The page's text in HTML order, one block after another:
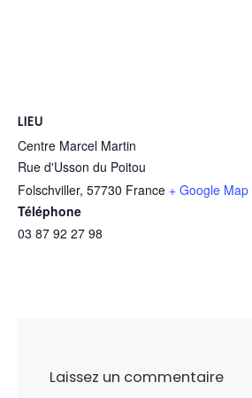
LIEU
Centre Marcel Martin
Rue d'Usson du Poitou
Folschviller, 57730 France + Google Map
Téléphone
03 87 92 27 98
Laissez un commentaire